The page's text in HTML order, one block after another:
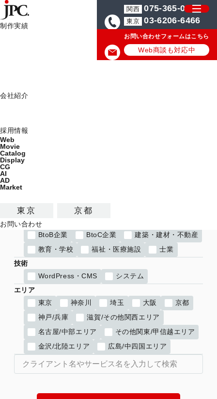
制作実績
会社紹介
採用情報
Web
Movie
Catalog
Display
CG
AI
AD
Market
東京 京都
お問い合わせ
関西 075-365-0571
東京 03-6206-6466
お問い合わせフォームはこちら
Web商談も対応中
コーポレートサイト制作の実績/事例
事例
コーポレートサイトの最新制作実績を公開しています。
制作サービス
多言語サイト
業界
BtoB企業
BtoC企業
建築・建材・不動産
教育・学校
福祉・医療施設
士業
技術
WordPress・CMS
システム
エリア
東京
神奈川 埼玉 大阪
京都
神戸/兵庫
滋賀/その他関西エリア
名古屋/中部エリア
その他関東/甲信越エリア
金沢/北陸エリア
広島/中四国エリア